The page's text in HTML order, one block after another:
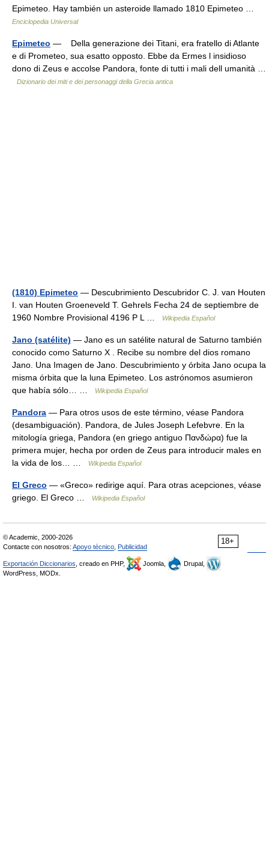
Epimeteo. Hay también un asteroide llamado 1810 Epimeteo …
Enciclopedia Universal
Epimeteo — Della generazione dei Titani, era fratello di Atlante
e di Prometeo, sua esatto opposto. Ebbe da Ermes l insidioso
dono di Zeus e accolse Pandora, fonte di tutti i mali dell umanità …
Dizionario dei miti e dei personaggi della Grecia antica
(1810) Epimeteo — Descubrimiento Descubridor C. J. van Houten
I. van Houten Groeneveld T. Gehrels Fecha 24 de septiembre de
1960 Nombre Provisional 4196 P L …
Wikipedia Español
Jano (satélite) — Jano es un satélite natural de Saturno también
conocido como Saturno X . Recibe su nombre del dios romano
Jano. Una Imagen de Jano. Descubrimiento y órbita Jano ocupa la
misma órbita que la luna Epimeteo. Los astrónomos asumieron
que había sólo… …
Wikipedia Español
Pandora — Para otros usos de este término, véase Pandora
(desambiguación). Pandora, de Jules Joseph Lefebvre. En la
mitología griega, Pandora (en griego antiguo Πανδώρα) fue la
primera mujer, hecha por orden de Zeus para introducir males en
la vida de los… …
Wikipedia Español
El Greco — «Greco» redirige aquí. Para otras acepciones, véase
griego. El Greco …
Wikipedia Español
18+
© Academic, 2000-2026
Contacte con nosotros: Apoyo técnico Publicidad
Exportación Diccionarios , creado en PHP, Joomla,
Drupal,
WordPress, MODx.